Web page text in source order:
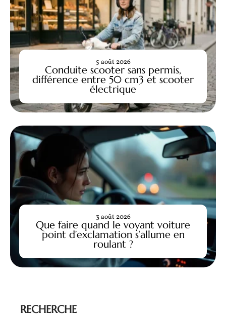
Conduite scooter sans permis,
différence entre 50 cm3 et scooter
électrique
5 août 2026
Que faire quand le voyant voiture
point d’exclamation s’allume en
roulant ?
3 août 2026
RECHERCHE